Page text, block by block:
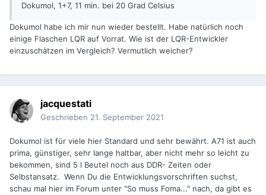
Dokumol, 1+7, 11 min. bei 20 Grad Celsius
Dokumol habe ich mir nun wieder bestellt. Habe natürlich noch
einige Flaschen LQR auf Vorrat. Wie ist der LQR-Entwickler
einzuschätzen im Vergleich? Vermutlich weicher?
jacquestati
Geschrieben 21. September 2021
Dokumol ist für viele hier Standard und sehr bewährt. A71 ist auch
prima, günstiger, sehr lange haltbar, aber nicht mehr so leicht zu
bekommen, sind 5 l Beutel noch aus DDR- Zeiten oder
Selbstansatz. Wenn Du die Entwicklungsvorschriften suchst,
schau mal hier im Forum unter "So muss Foma..." nach, da gibt es